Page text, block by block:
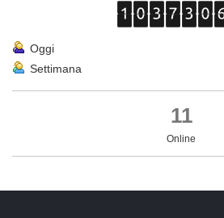
Oggi
Settimana
11
Online